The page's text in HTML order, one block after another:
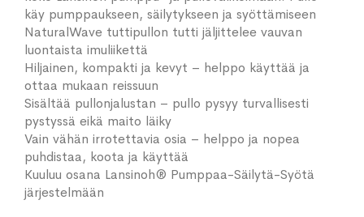
käy pumppaukseen, säilytykseen ja syöttämiseen
NaturalWave tuttipullon tutti jäljittelee vauvan
luontaista imuliikettä
Hiljainen, kompakti ja kevyt – helppo käyttää ja
ottaa mukaan reissuun
Sisältää pullonjalustan – pullo pysyy turvallisesti
pystyssä eikä maito läiky
Vain vähän irrotettavia osia – helppo ja nopea
puhdistaa, koota ja käyttää
Kuuluu osana Lansinoh® Pumppaa-Säilytä-Syötä
järjestelmään